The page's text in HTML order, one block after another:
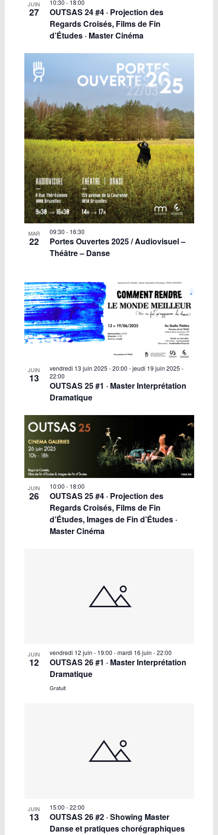
JUIN
27
10:30 - 18:00
OUTSAS 24 #4 · Projection des
Regards Croisés, Films de Fin
d’Études · Master Cinéma
MAR
22
09:30 - 16:30
Portes Ouvertes 2025 / Audiovisuel –
Théâtre – Danse
JUIN
13
vendredi 13 juin 2025 - 20:00 -jeudi 19 juin 2025 -
22:00
OUTSAS 25 #1 · Master Interprétation
Dramatique
JUIN
26
10:00 - 18:00
OUTSAS 25 #4 · Projection des
Regards Croisés, Films de Fin
d’Études, Images de Fin d’Études ·
Master Cinéma
JUIN
12
vendredi 12 juin - 19:00 -mardi 16 juin - 22:00
OUTSAS 26 #1 · Master Interprétation
Dramatique
Gratuit
JUIN
13
15:00 -22:00
OUTSAS 26 #2 · Showing Master
Danse et pratiques chorégraphiques